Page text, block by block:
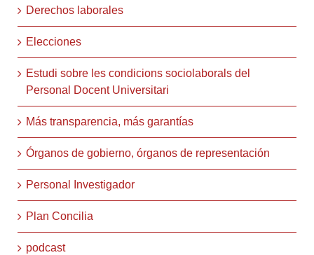
Derechos laborales
Elecciones
Estudi sobre les condicions sociolaborals del
Personal Docent Universitari
Más transparencia, más garantías
Órganos de gobierno, órganos de representación
Personal Investigador
Plan Concilia
podcast